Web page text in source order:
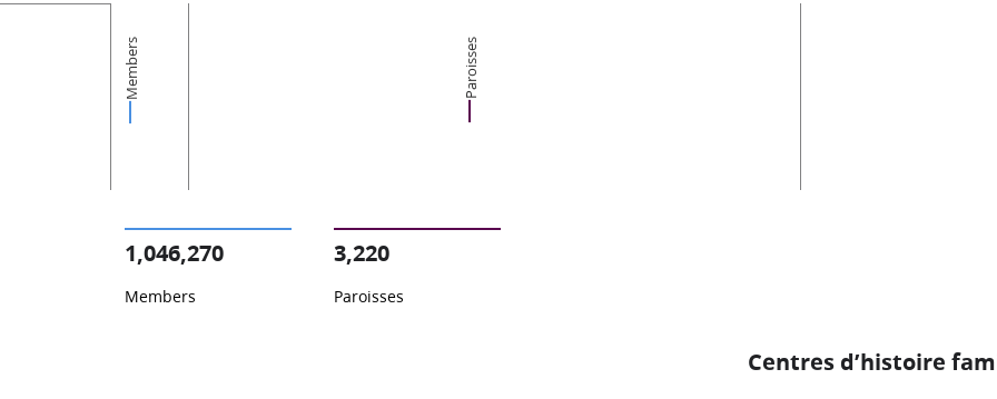
Members Paroisses
1,046,270
Members
3,220
Paroisses
Centres d’histoire